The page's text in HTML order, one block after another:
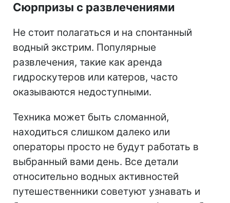
Сюрпризы с развлечениями
Не стоит полагаться и на спонтанный
водный экстрим. Популярные
развлечения, такие как аренда
гидроскутеров или катеров, часто
оказываются недоступными.
Техника может быть сломанной,
находиться слишком далеко или
операторы просто не будут работать в
выбранный вами день. Все детали
относительно водных активностей
путешественники советуют узнавать и